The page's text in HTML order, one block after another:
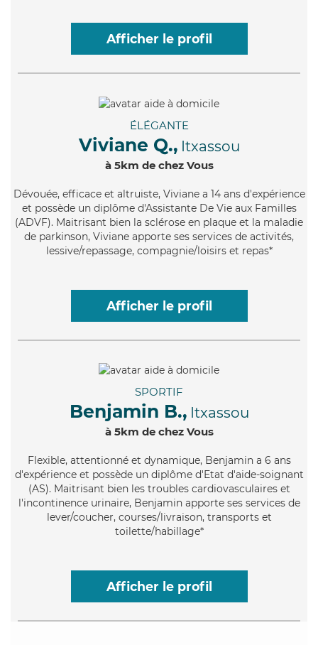
Afficher le profil
ÉLÉGANTE
Viviane Q., Itxassou
à 5km de chez Vous
Dévouée, efficace et altruiste, Viviane a 14 ans d'expérience
et possède un diplôme d'Assistante De Vie aux Familles
(ADVF). Maitrisant bien la sclérose en plaque et la maladie
de parkinson, Viviane apporte ses services de activités,
lessive/repassage, compagnie/loisirs et repas*
Afficher le profil
SPORTIF
Benjamin B., Itxassou
à 5km de chez Vous
Flexible, attentionné et dynamique, Benjamin a 6 ans
d'expérience et possède un diplôme d'Etat d'aide-soignant
(AS). Maitrisant bien les troubles cardiovasculaires et
l'incontinence urinaire, Benjamin apporte ses services de
lever/coucher, courses/livraison, transports et
toilette/habillage*
Afficher le profil